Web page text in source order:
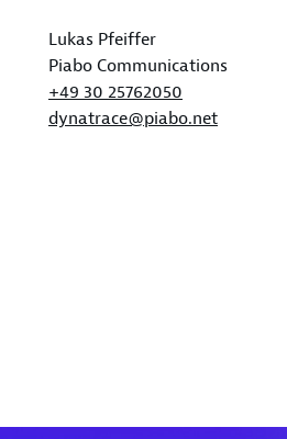
Lukas Pfeiffer
Piabo Communications
+49 30 25762050
dynatrace@piabo.net